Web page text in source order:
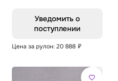
Уведомить о
поступлении
Цена за рулон: 20 888 ₽